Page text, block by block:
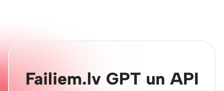
Failiem.lv GPT un API